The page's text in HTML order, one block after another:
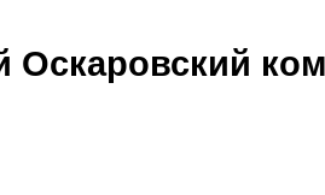
Оскаровский